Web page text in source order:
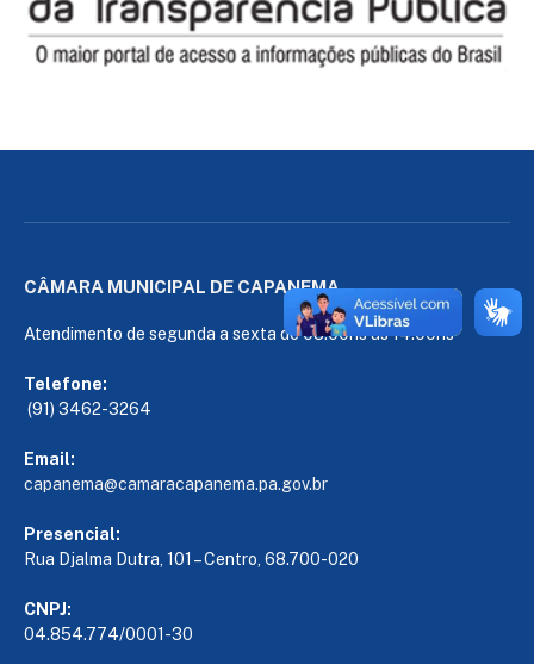
CÂMARA MUNICIPAL DE CAPANEMA
Atendimento de segunda a sexta de 08:00hs às 14:00hs
Telefone:
(91) 3462-3264
Email:
capanema@camaracapanema.pa.gov.br
Presencial:
Rua Djalma Dutra, 101 – Centro, 68.700-020
CNPJ:
04.854.774/0001-30